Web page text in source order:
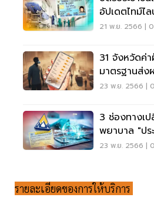
อัปเดตไทม์ไ
21 พ.ย. 2566 |
31 จังหวัดค่
มาตรฐานส่
23 พ.ย. 2566 |
3 ช่องทางเ
พยาบาล "ป
บัตรทอง"
23 พ.ย. 2566 |
รายละเอียดของการให้บริการ